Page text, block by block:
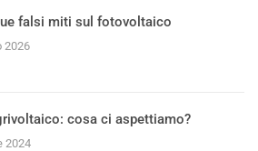
falsi miti sul fotovoltaico
2026
cosa ci aspettiamo?
2024